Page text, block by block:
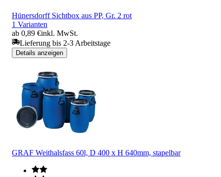
Hünersdorff Sichtbox aus PP, Gr. 2 rot
1 Varianten
ab 0,89 €inkl. MwSt.
Lieferung bis 2-3 Arbeitstage
Details anzeigen
GRAF Weithalsfass 60l, D 400 x H 640mm, stapelbar